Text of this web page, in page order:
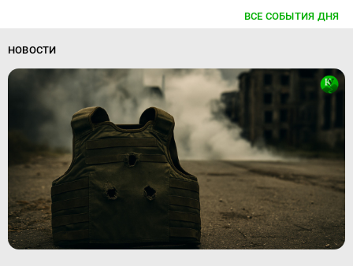
ВСЕ СОБЫТИЯ ДНЯ
НОВОСТИ